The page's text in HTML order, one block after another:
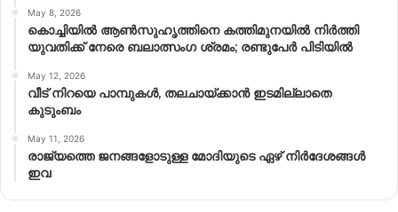
May 8, 2026
കൊച്ചിയിൽ ആൺസുഹൃത്തിനെ കത്തിമുനയിൽ നിർത്തി
യുവതിക്ക് നേരെ ബലാത്സംഗ​ ശ്രമം; രണ്ടുപേർ പിടിയിൽ
May 12, 2026
വീട് നിറയെ പാമ്പുകൾ, തലചായ്ക്കാൻ ഇടമില്ലാതെ
കുടുംബം
May 11, 2026
രാജ്യത്തെ ജനങ്ങളോടുള്ള മോദിയുടെ ഏഴ് നിര്‍ദേശങ്ങള്‍
ഇവ